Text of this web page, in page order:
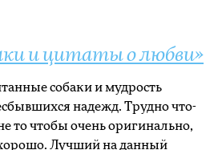
и цитаты о любви»
собаки и мудрость
надежд. Трудно что-
то чтобы очень оригинально,
хорошо. Лучший на данный